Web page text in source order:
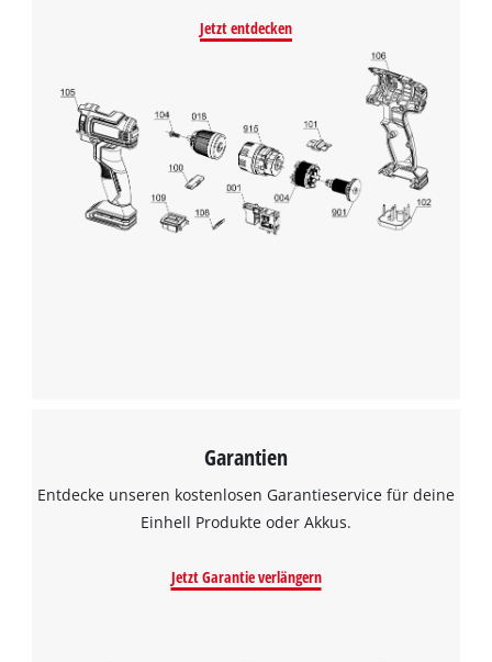
Powered byUsercentrics Consent
Management Platform
Jetzt entdecken
Garantien
Entdecke unseren kostenlosen Garantieservice für deine
Einhell Produkte oder Akkus.
Jetzt Garantie verlängern